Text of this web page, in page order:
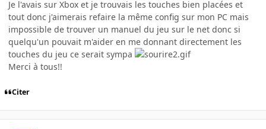
Je l'avais sur Xbox et je trouvais les touches bien placées et
tout donc j'aimerais refaire la même config sur mon PC mais
impossible de trouver un manuel du jeu sur le net donc si
quelqu'un pouvait m'aider en me donnant directement les
touches du jeu ce serait sympa
Merci à tous!!
Citer